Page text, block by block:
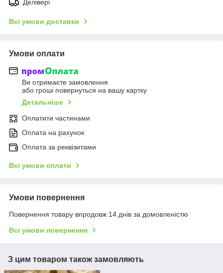
Делівері
Всі умови доставки
Умови оплати
Ви отримаєте замовлення
або гроші повернуться на вашу картку
Детальніше
Оплатити частинами
Оплата на рахунок
Оплата за реквізитами
Всі умови оплати
Умови повернення
Повернення товару впродовж 14 днів за домовленістю
Всі умови повернення
З цим товаром також замовляють